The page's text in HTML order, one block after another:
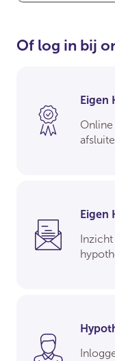
Of log in bij
Eigen
Eigen